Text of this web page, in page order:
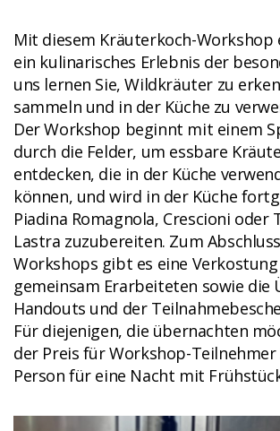
Mit diesem Kräuterkoch-Workshop
ein kulinarisches Erlebnis der
uns lernen Sie, Wildkräuter zu
sammeln und in der Küche zu
Der Workshop beginnt mit einem
durch die Felder, um essbare
entdecken, die in der Küche
können, und wird in der Küche
Piadina Romagnola, Crescioni oder
Lastra zuzubereiten. Zum
Workshops gibt es eine Verkostung
gemeinsam Erarbeiteten sowie die
Handouts und der
Für diejenigen, die übernachten
der Preis für Workshop-Teilnehmer
Person für eine Nacht mit